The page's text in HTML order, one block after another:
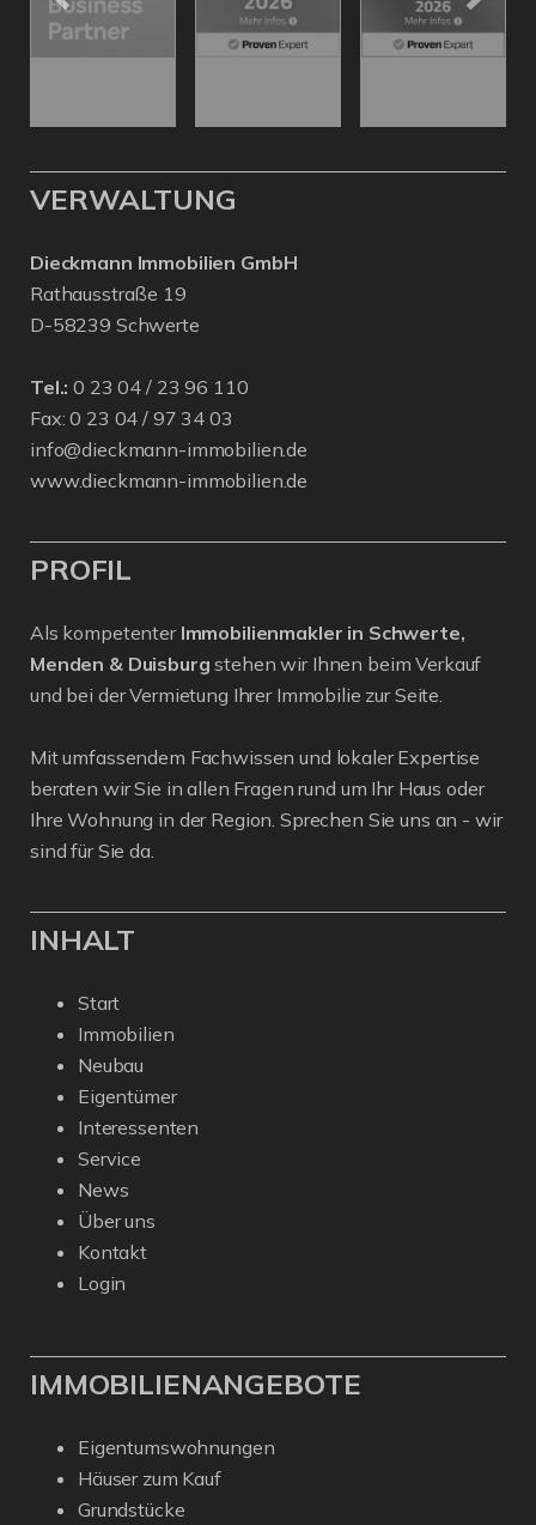
VERWALTUNG
Dieckmann Immobilien GmbH
Rathausstraße 19
D-58239 Schwerte
Tel.: 0 23 04 / 23 96 110
Fax: 0 23 04 / 97 34 03
info@dieckmann-immobilien.de
www.dieckmann-immobilien.de
PROFIL
Als kompetenter Immobilienmakler in Schwerte,
Menden & Duisburg stehen wir Ihnen beim Verkauf
und bei der Vermietung Ihrer Immobilie zur Seite.
Mit umfassendem Fachwissen und lokaler Expertise
beraten wir Sie in allen Fragen rund um Ihr Haus oder
Ihre Wohnung in der Region. Sprechen Sie uns an - wir
sind für Sie da.
INHALT
Start
Immobilien
Neubau
Eigentümer
Interessenten
Service
News
Über uns
Kontakt
Login
IMMOBILIENANGEBOTE
Eigentumswohnungen
Häuser zum Kauf
Grundstücke